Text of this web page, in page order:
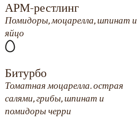
АРМ-рестлинг
Помидоры, моцарелла, шпинат и
яйцо
Битурбо
Томатная моцарелла. острая
салями, грибы, шпинат и
помидоры черри